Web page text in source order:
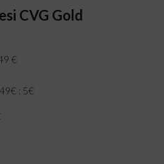
CVG Gold
€
: 5€